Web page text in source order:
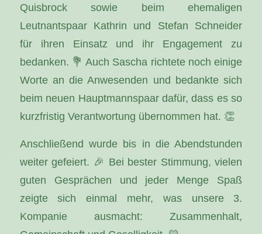
Quisbrock sowie beim ehemaligen
Leutnantspaar Kathrin und Stefan Schneider
für ihren Einsatz und ihr Engagement zu
bedanken. 💐 Auch Sascha richtete noch einige
Worte an die Anwesenden und bedankte sich
beim neuen Hauptmannspaar dafür, dass es so
kurzfristig Verantwortung übernommen hat. 👏
Anschließend wurde bis in die Abendstunden
weiter gefeiert. 🎉 Bei bester Stimmung, vielen
guten Gesprächen und jeder Menge Spaß
zeigte sich einmal mehr, was unsere 3.
Kompanie ausmacht: Zusammenhalt,